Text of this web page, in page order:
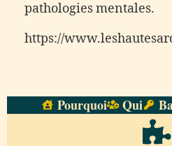
pathologies mentales.
https://
Pourquoi Qui